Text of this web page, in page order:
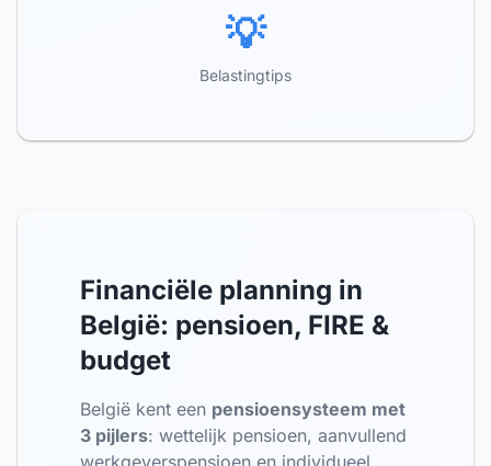
💡
Belastingtips
Financiële planning in
België: pensioen, FIRE &
budget
België kent een pensioensysteem met
3 pijlers: wettelijk pensioen, aanvullend
werkgeverspensioen en individueel